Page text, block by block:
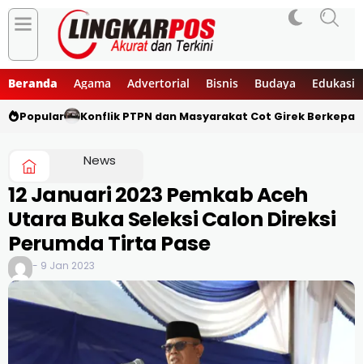
Beranda Agama Advertorial Bisnis Budaya Edukasi
Popular Konflik PTPN dan Masyarakat Cot Girek
News
12 Januari 2023 Pemkab Aceh
Utara Buka Seleksi Calon Direksi
Perumda Tirta Pase
- 9 Jan 2023